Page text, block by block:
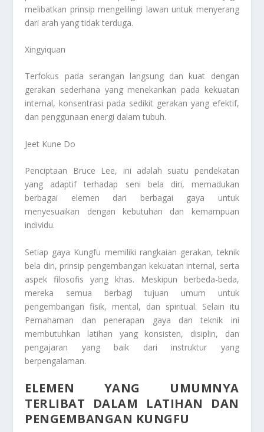
melibatkan prinsip mengelilingi lawan untuk menyerang
dari arah yang tidak terduga.
Xingyiquan
Terfokus pada serangan langsung dan kuat dengan
gerakan sederhana yang menekankan pada kekuatan
internal, konsentrasi pada sedikit gerakan yang efektif,
dan penggunaan energi dalam tubuh.
Jeet Kune Do
Penciptaan Bruce Lee, ini adalah suatu pendekatan
yang adaptif terhadap seni bela diri, memadukan
berbagai elemen dari berbagai gaya untuk
menyesuaikan dengan kebutuhan dan kemampuan
individu.
Setiap gaya Kungfu memiliki rangkaian gerakan, teknik
bela diri, prinsip pengembangan kekuatan internal, serta
aspek filosofis yang khas. Meskipun berbeda-beda,
mereka semua berbagi tujuan umum untuk
pengembangan fisik, mental, dan spiritual. Selain itu
Pemahaman dan penerapan gaya dan teknik ini
membutuhkan latihan yang konsisten, disiplin, dan
pengajaran yang baik dari instruktur yang
berpengalaman.
ELEMEN YANG UMUMNYA
TERLIBAT DALAM LATIHAN DAN
PENGEMBANGAN KUNGFU